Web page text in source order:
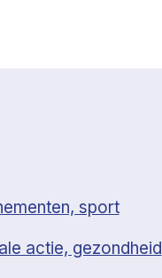
sport
actie, gezondheid